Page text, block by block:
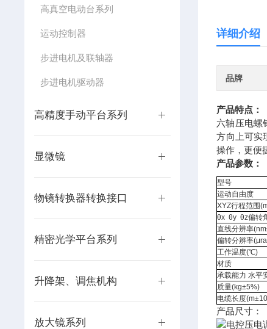
高真空电动台系列
运动控制器
步进电机及联轴器
步进电机驱动器
高精度手动平台系列
显微镜
物镜转换器转换接口
精密光学平台系列
升降架、调焦机构
放大镜系列
详细介绍
品牌
产品特点：
六轴压电螺
方向上可实
操作，更便
产品参数：
型号
运动自由度
XYZ行程范围
θx θy θz偏转
直线分辨率
偏转分辨率
工作温度(℃)
材质
承载能力 水平
质量(kg±5%)
电缆长度
产品尺寸：